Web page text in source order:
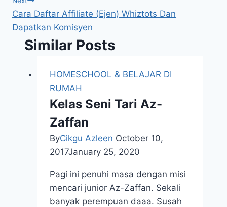
Cara Daftar Affiliate (Ejen) Whiztots Dan
Dapatkan Komisyen
Similar Posts
HOMESCHOOL & BELAJAR DI
RUMAH
Kelas Seni Tari Az-
Zaffan
ByCikgu Azleen October 10,
2017January 25, 2020
Pagi ini penuhi masa dengan misi
mencari junior Az-Zaffan. Sekali
banyak perempuan daaa. Susah